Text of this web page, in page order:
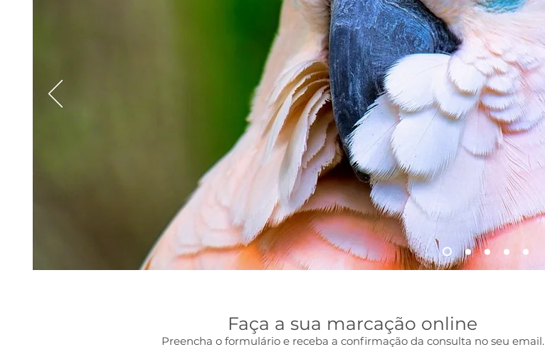
Faça a sua marcação online
Preencha o formulário e receba a confirmação da consulta no seu email.